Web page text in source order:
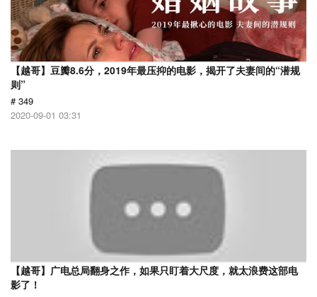
【越哥】豆瓣8.6分，2019年最压抑的电影，揭开了夫妻间的“潜规
则”
# 349
2020-09-01 03:31
【越哥】广电总局翻身之作，如果只盯着大尺度，就太浪费这部电
影了！